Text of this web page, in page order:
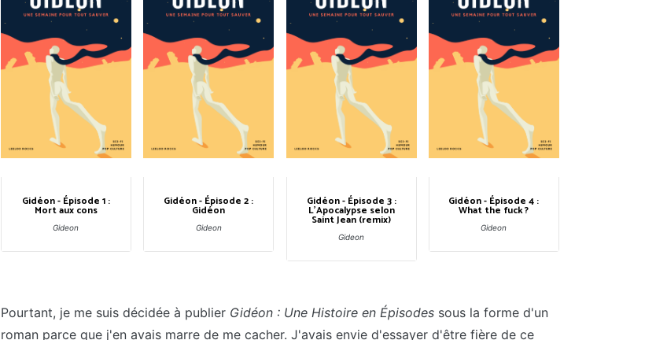
Gidéon - Épisode 1 :
Mort aux cons
Gideon
Gidéon - Épisode 2 :
Gidéon
Gideon
Gidéon - Épisode 3 :
L'Apocalypse selon
Saint Jean (remix)
Gideon
Gidéon - Épisode 4 :
What the fuck ?
Gideon
Pourtant, je me suis décidée à publier Gidéon : Une Histoire en Épisodessous la forme d'un
roman parce que j'en avais marre de me cacher. J'avais envie d'essayer d'être fière de ce